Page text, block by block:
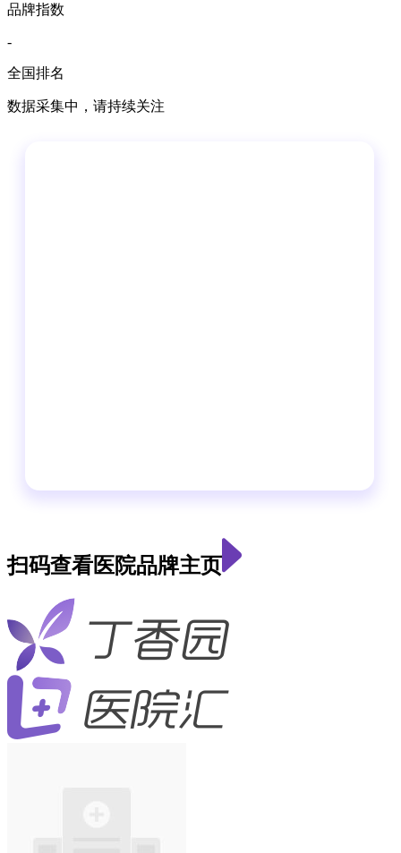
品牌指数
-
全国排名
数据采集中，请持续关注
扫码查看医院品牌主页